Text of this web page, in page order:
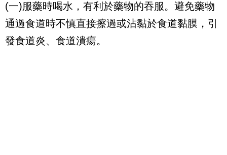
(一)服藥時喝水，有利於藥物的吞服。避免藥物
通過食道時不慎直接擦過或沾黏於食道黏膜，引
發食道炎、食道潰瘍。